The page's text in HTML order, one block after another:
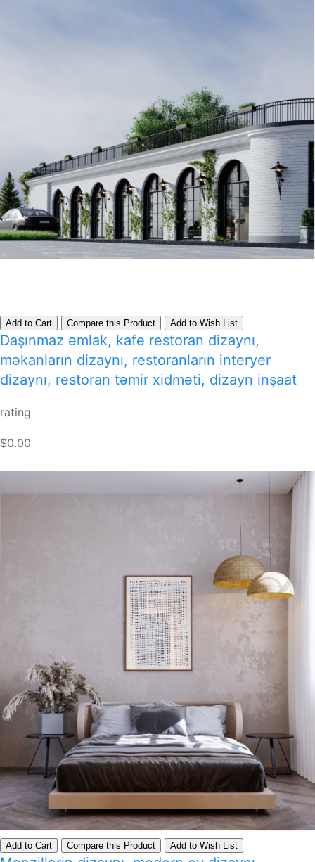
Add to Cart Compare this Product Add to Wish List
Daşınmaz əmlak, kafe restoran dizaynı,
məkanların dizaynı, restoranların interyer
dizaynı, restoran təmir xidməti, dizayn inşaat
rating
$0.00
Add to Cart Compare this Product Add to Wish List